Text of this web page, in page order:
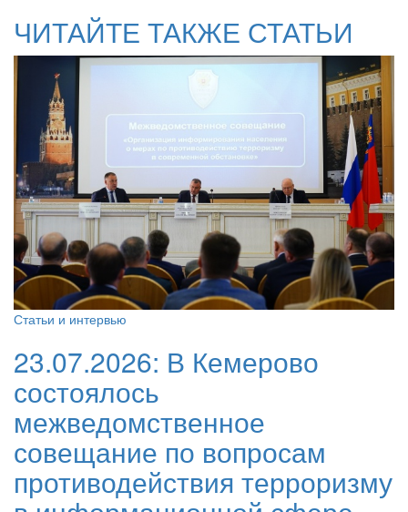
ЧИТАЙТЕ ТАКЖЕ СТАТЬИ
Статьи и интервью
23.07.2026: В Кемерово
состоялось
межведомственное
совещание по вопросам
противодействия терроризму